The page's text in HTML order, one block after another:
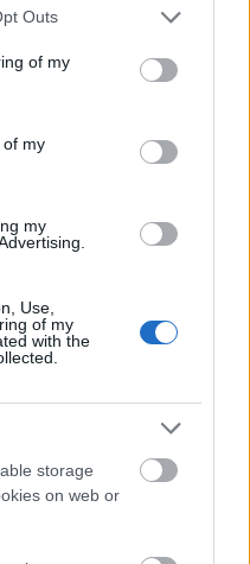
one or more Google
You may click to
its third-party tags to
in below Google
Outs
of my
of my
my
Use,
of my
with the
storage
on web or
szállítási
az orrszarvúk nem
A furcsa
akkor
helyen dőltek ki
különösen nehéz
átlagos
10 perc.
képeit